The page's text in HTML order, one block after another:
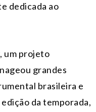
dedicada ao
um projeto
grandes
brasileira e
da temporada,